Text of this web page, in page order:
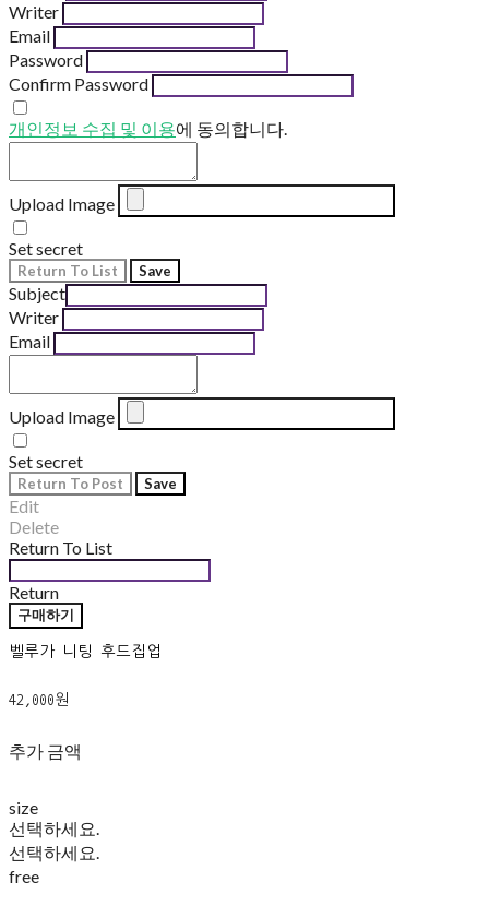
Writer
Email
Password
Confirm Password
개인정보 수집 및 이용에 동의합니다.
Upload Image
Set secret
Return To List Save
Subject
Writer
Email
Upload Image
Set secret
Return To Post Save
Edit
Delete
Return To List
Return
구매하기
벨루가 니팅 후드집업
42,000원
추가 금액
size
선택하세요.
선택하세요.
free